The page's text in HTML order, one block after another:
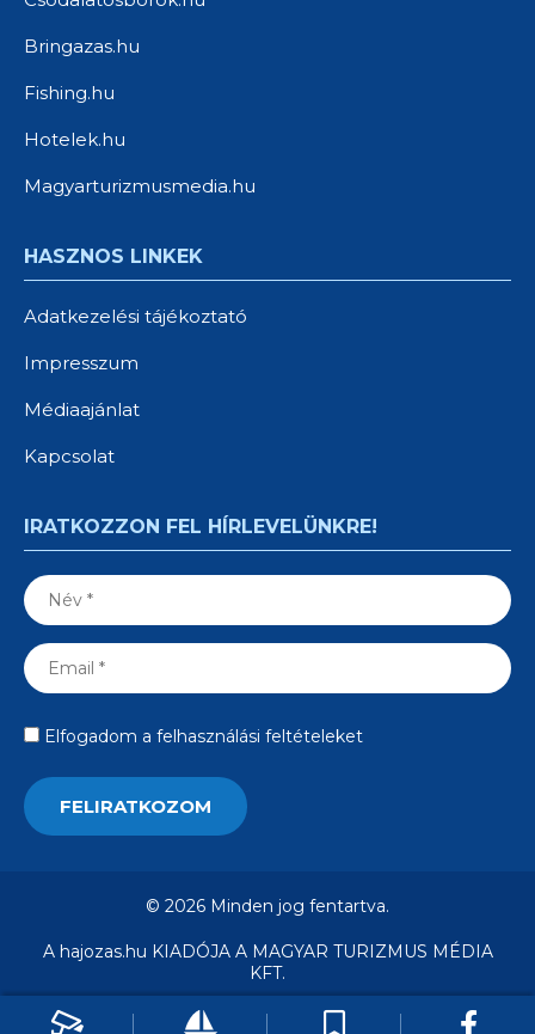
Bringazas.hu
Fishing.hu
Hotelek.hu
Magyarturizmusmedia.hu
HASZNOS LINKEK
Adatkezelési tájékoztató
Impresszum
Médiaajánlat
Kapcsolat
IRATKOZZON FEL HÍRLEVELÜNKRE!
Elfogadom a felhasználási feltételeket
© 2026 Minden jog fentartva.
A hajozas.hu KIADÓJA A MAGYAR TURIZMUS MÉDIA
KFT.